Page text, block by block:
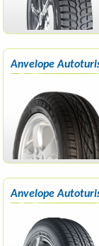
Anvelope
Anvelope